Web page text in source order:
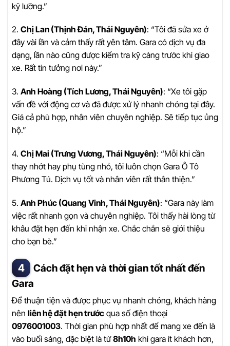
kỹ lưỡng.”
2. Chị Lan (Thịnh Đán, Thái Nguyên): “Tôi đã sửa xe ở
đây vài lần và cảm thấy rất yên tâm. Gara có dịch vụ đa
dạng, lần nào cũng được kiểm tra kỹ càng trước khi giao
xe. Rất tin tưởng nơi này.”
3. Anh Hoàng (Tích Lương, Thái Nguyên): “Xe tôi gặp
vấn đề với động cơ và đã được xử lý nhanh chóng tại đây.
Giá cả phù hợp, nhân viên chuyên nghiệp. Sẽ tiếp tục ủng
hộ.”
4. Chị Mai (Trưng Vương, Thái Nguyên): “Mỗi khi cần
thay nhớt hay phụ tùng nhỏ, tôi luôn chọn Gara Ô Tô
Phương Tú. Dịch vụ tốt và nhân viên rất thân thiện.”
5. Anh Phúc (Quang Vinh, Thái Nguyên): “Gara này làm
việc rất nhanh gọn và chuyên nghiệp. Tôi thấy hài lòng từ
khâu đặt hẹn đến khi nhận xe. Chắc chắn sẽ giới thiệu
cho bạn bè.”
Cách đặt hẹn và thời gian tốt nhất đến
Gara
Để thuận tiện và được phục vụ nhanh chóng, khách hàng
nên liên hệ đặt hẹn trước qua số điện thoại
0976001003. Thời gian phù hợp nhất để mang xe đến là
vào buổi sáng, đặc biệt là từ8h10h khi gara ít khách hơn,